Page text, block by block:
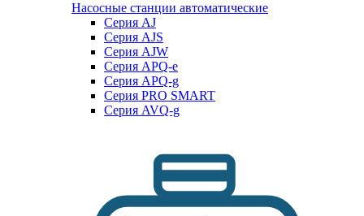
Насосные станции автоматические
Серия AJ
Серия AJS
Серия AJW
Серия APQ-e
Серия APQ-g
Серия PRO SMART
Серия AVQ-g